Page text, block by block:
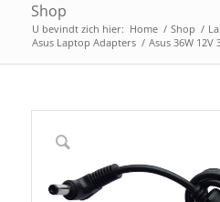
Shop
U bevindt zich hier: Home / Shop /
Asus Laptop Adapters / Asus 36W 12V